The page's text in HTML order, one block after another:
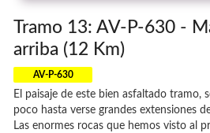
Tramo 13: AV-P-630 -
arriba (12 Km)
AV-P-630
El paisaje de este bien asfaltado tramo,
poco hasta verse grandes extensiones
Las enormes rocas que hemos visto al